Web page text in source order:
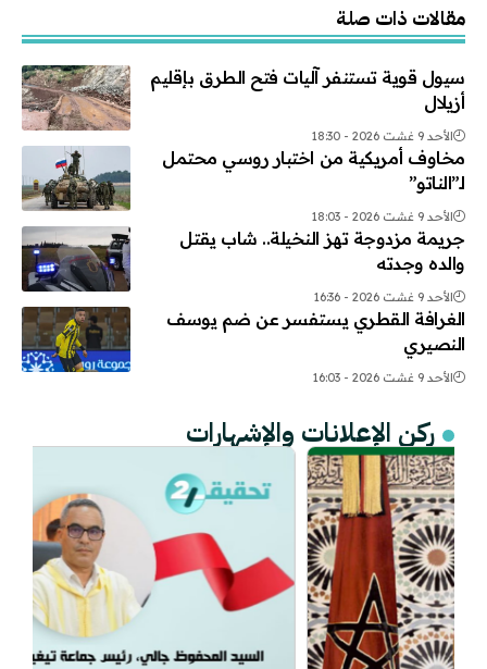
مقالات ذات صلة
سيول قوية تستنفر آليات فتح الطرق بإقليم
أزيلال
الأحد 9 غشت 2026 - 18:30
مخاوف أمريكية من اختبار روسي محتمل
لـ”الناتو”
الأحد 9 غشت 2026 - 18:03
جريمة مزدوجة تهز النخيلة.. شاب يقتل
والده وجدته
الأحد 9 غشت 2026 - 16:36
الغرافة القطري يستفسر عن ضم يوسف
النصيري
الأحد 9 غشت 2026 - 16:03
ركن الإعلانات والإشهارات